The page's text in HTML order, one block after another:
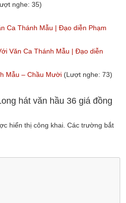
nghe: 35)
Ca Thánh Mẫu | Đạo diễn Phạm
Văn Ca Thánh Mẫu | Đạo diễn
Mẫu – Chầu Mười (Lượt nghe: 73)
hát văn hầu 36 giá đồng
hiển thị công khai. Các trường bắt